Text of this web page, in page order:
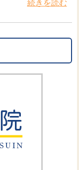
続きを読む